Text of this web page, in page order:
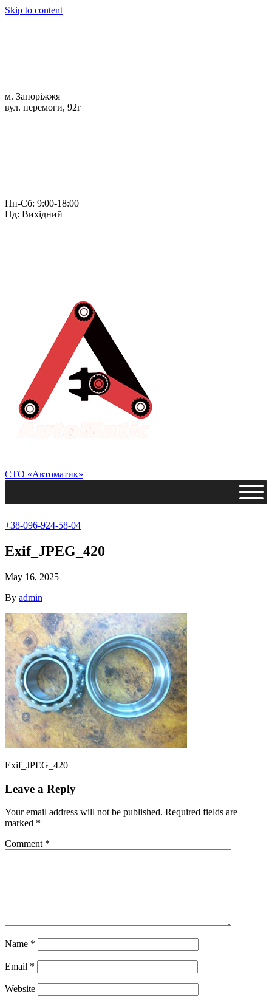
Skip to content
м. Запоріжжя
вул. перемоги, 92г
Пн-Сб: 9:00-18:00
Нд: Вихідний
СТО «Автоматик»
+38-096-924-58-04
Exif_JPEG_420
May 16, 2025
By admin
Exif_JPEG_420
Leave a Reply
Your email address will not be published. Required fields are
marked *
Comment *
Name *
Email *
Website